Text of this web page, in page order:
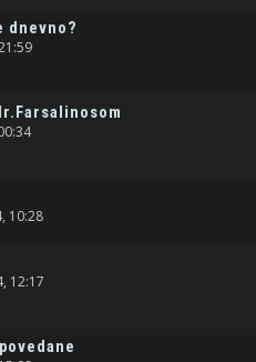
dnevno?
10:28
12:17